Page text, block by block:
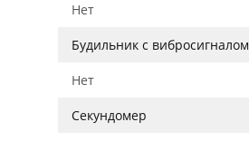
Нет
Будильник с вибросигналом
Нет
Секундомер